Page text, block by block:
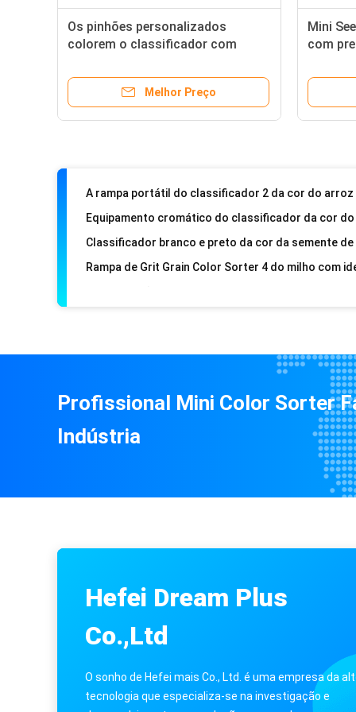
Os pinhões personalizados
colorem o classificador com
Melhor Preço
Mini
com
Profissional Mini Color Sorter
Indústria
Hefei Dream Plus
Co.,Ltd
O sonho de Hefei mais Co., Ltd. é uma empresa da
tecnologia que especializa-se na investigação e